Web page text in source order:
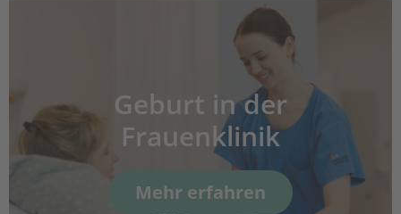
Geburt in der
Frauenklinik
Mehr erfahren